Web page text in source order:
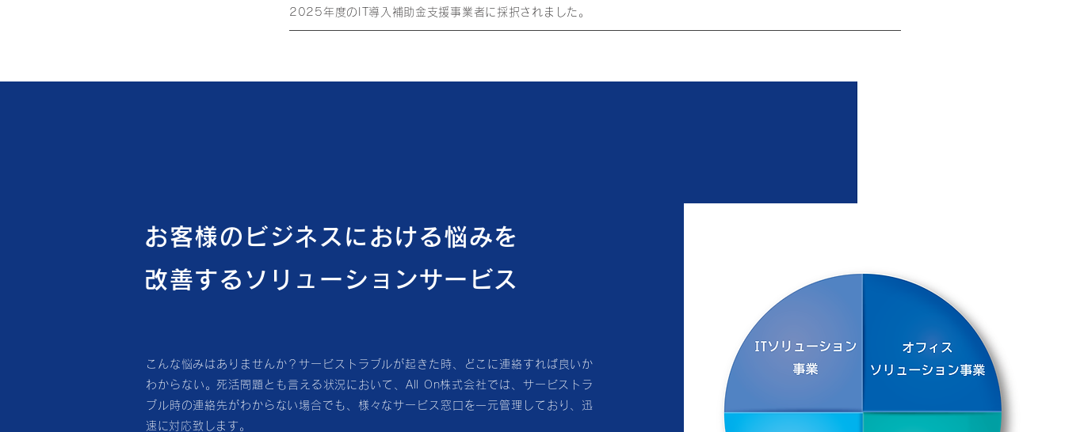
2025年度のIT導入補助金支援事業者に採択されました。
お客様のビジネスにおける悩みを
改善するソリューションサービス
こんな悩みはありませんか？サービストラブルが起きた時、どこに連絡すれば良いか
わからない。死活問題とも言える状況において、All On株式会社では、サービストラ
ブル時の連絡先がわからない場合でも、様々なサービス窓口を一元管理しており、迅
速に対応致します。